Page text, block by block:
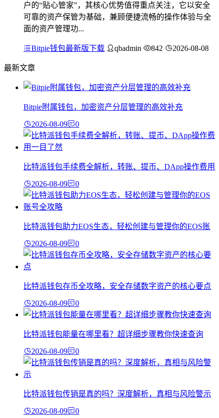
户的“贴心管家”，其核心优势值得重点关注，它以安全
可靠的资产保管为基础，兼顾便捷流畅的操作体验与全
面的资产管理功...
Bitpie钱包最新版下载 qbadmin 842 2026-08-08
最新文章
Bitpie附属钱包，加密资产分层管理的高效补充
2026-08-09 0
比特派钱包手续费全解析，转账、提币、DApp操作费用
2026-08-09 0
比特派钱包助力EOS生态，轻松创建与管理你的EOS账
2026-08-09 0
比特派钱包存币全攻略，安全存储数字资产的核心要点
2026-08-09 0
比特派钱包能量在哪里看？超详细步骤教你快速查询
2026-08-09 0
比特派钱包传销是真的吗？深度解析，真相与风险警示
2026-08-09 0